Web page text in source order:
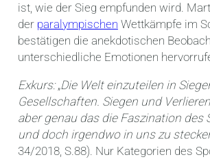
ist, wie der Sieg empfunden wird.
der paralympischen Wettkämpfe im
bestätigen die anekdotischen
unterschiedliche Emotionen
Exkurs:„Die Welt einzuteilen in
Gesellschaften. Siegen und
aber genau das die Faszination
und doch irgendwo in uns zu
34/2018, S.88). Nur Kategorien des